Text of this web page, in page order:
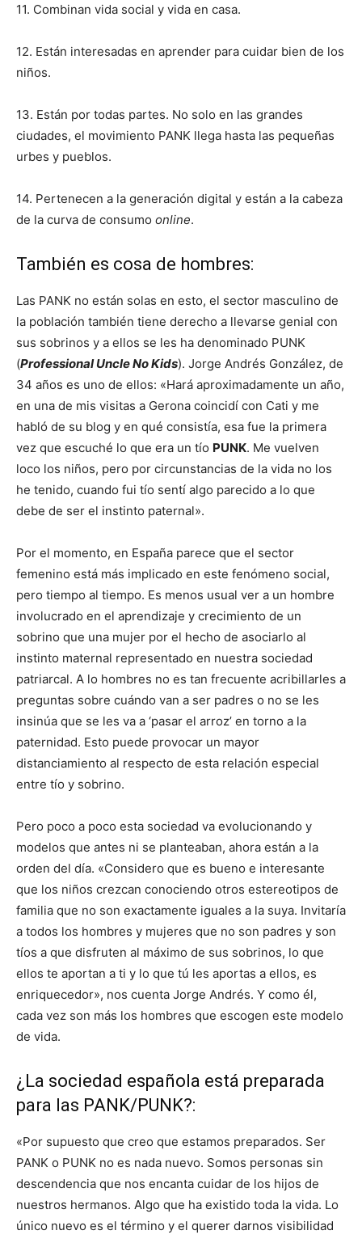
11. Combinan vida social y vida en casa.
12. Están interesadas en aprender para cuidar bien de los
niños.
13. Están por todas partes. No solo en las grandes
ciudades, el movimiento PANK llega hasta las pequeñas
urbes y pueblos.
14. Pertenecen a la generación digital y están a la cabeza
de la curva de consumo online.
También es cosa de hombres:
Las PANK no están solas en esto, el sector masculino de
la población también tiene derecho a llevarse genial con
sus sobrinos y a ellos se les ha denominado PUNK
(Professional Uncle No Kids). Jorge Andrés González, de
34 años es uno de ellos: «Hará aproximadamente un año,
en una de mis visitas a Gerona coincidí con Cati y me
habló de su blog y en qué consistía, esa fue la primera
vez que escuché lo que era un tío PUNK. Me vuelven
loco los niños, pero por circunstancias de la vida no los
he tenido, cuando fui tío sentí algo parecido a lo que
debe de ser el instinto paternal».
Por el momento, en España parece que el sector
femenino está más implicado en este fenómeno social,
pero tiempo al tiempo. Es menos usual ver a un hombre
involucrado en el aprendizaje y crecimiento de un
sobrino que una mujer por el hecho de asociarlo al
instinto maternal representado en nuestra sociedad
patriarcal. A lo hombres no es tan frecuente acribillarles a
preguntas sobre cuándo van a ser padres o no se les
insinúa que se les va a ‘pasar el arroz’ en torno a la
paternidad. Esto puede provocar un mayor
distanciamiento al respecto de esta relación especial
entre tío y sobrino.
Pero poco a poco esta sociedad va evolucionando y
modelos que antes ni se planteaban, ahora están a la
orden del día. «Considero que es bueno e interesante
que los niños crezcan conociendo otros estereotipos de
familia que no son exactamente iguales a la suya. Invitaría
a todos los hombres y mujeres que no son padres y son
tíos a que disfruten al máximo de sus sobrinos, lo que
ellos te aportan a ti y lo que tú les aportas a ellos, es
enriquecedor», nos cuenta Jorge Andrés. Y como él,
cada vez son más los hombres que escogen este modelo
de vida.
¿La sociedad española está preparada
para las PANK/PUNK?:
«Por supuesto que creo que estamos preparados. Ser
PANK o PUNK no es nada nuevo. Somos personas sin
descendencia que nos encanta cuidar de los hijos de
nuestros hermanos. Algo que ha existido toda la vida. Lo
único nuevo es el término y el querer darnos visibilidad